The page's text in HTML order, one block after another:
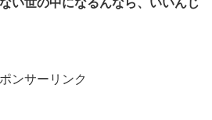
い世の中になるんなら、いいんじ
ンサーリンク